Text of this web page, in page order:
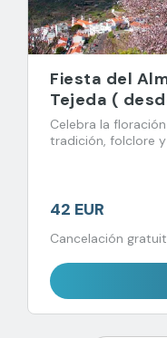
Fiesta del
Tejeda (
Celebra la
tradición, folclore
42 EUR
Cancelación